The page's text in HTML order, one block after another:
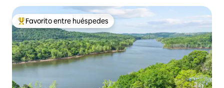
Favorito entre los huéspedes más destacados
Favorito entre huéspedes